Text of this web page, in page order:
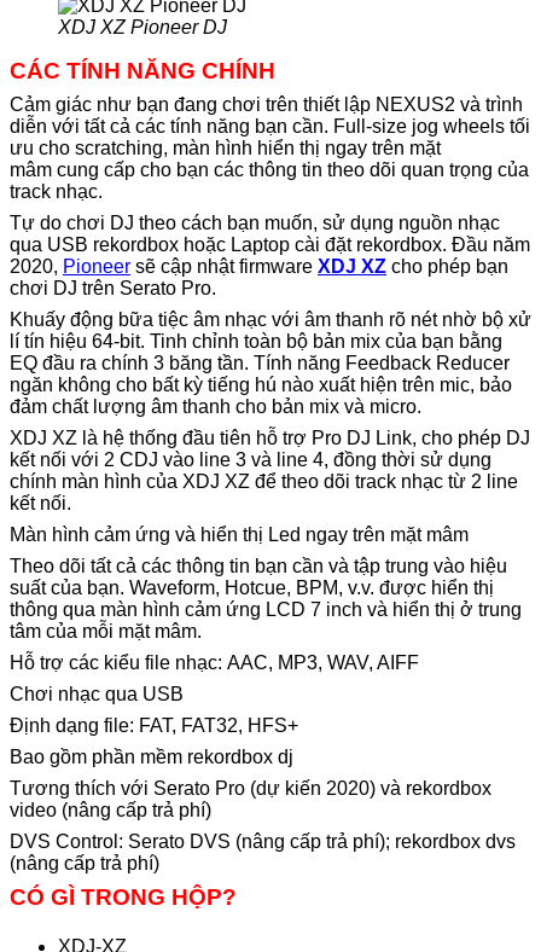
XDJ XZ Pioneer DJ
CÁC TÍNH NĂNG CHÍNH
Cảm giác như bạn đang chơi trên thiết lập NEXUS2 và trình
diễn với tất cả các tính năng bạn cần. Full-size jog wheels tối
ưu cho scratching, màn hình hiển thị ngay trên mặt
mâm cung cấp cho bạn các thông tin theo dõi quan trọng của
track nhạc.
Tự do chơi DJ theo cách bạn muốn, sử dụng nguồn nhạc
qua USB rekordbox hoặc Laptop cài đặt rekordbox. Đầu năm
2020, Pioneer sẽ cập nhật firmware XDJ XZ cho phép bạn
chơi DJ trên Serato Pro.
Khuấy động bữa tiệc âm nhạc với âm thanh rõ nét nhờ bộ xử
lí tín hiệu 64-bit. Tinh chỉnh toàn bộ bản mix của bạn bằng
EQ đầu ra chính 3 băng tần. Tính năng Feedback Reducer
ngăn không cho bất kỳ tiếng hú nào xuất hiện trên mic, bảo
đảm chất lượng âm thanh cho bản mix và micro.
XDJ XZ là hệ thống đầu tiên hỗ trợ Pro DJ Link, cho phép DJ
kết nối với 2 CDJ vào line 3 và line 4, đồng thời sử dụng
chính màn hình của XDJ XZ để theo dõi track nhạc từ 2 line
kết nối.
Màn hình cảm ứng và hiển thị Led ngay trên mặt mâm
Theo dõi tất cả các thông tin bạn cần và tập trung vào hiệu
suất của bạn. Waveform, Hotcue, BPM, v.v. được hiển thị
thông qua màn hình cảm ứng LCD 7 inch và hiển thị ở trung
tâm của mỗi mặt mâm.
Hỗ trợ các kiểu file nhạc: AAC, MP3, WAV, AIFF
Chơi nhạc qua USB
Định dạng file: FAT, FAT32, HFS+
Bao gồm phần mềm rekordbox dj
Tương thích với Serato Pro (dự kiến 2020) và rekordbox
video (nâng cấp trả phí)
DVS Control: Serato DVS (nâng cấp trả phí); rekordbox dvs
(nâng cấp trả phí)
CÓ GÌ TRONG HỘP?
XDJ-XZ